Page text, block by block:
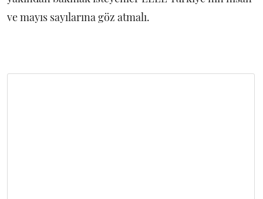
ve mayıs sayılarına göz atmalı.